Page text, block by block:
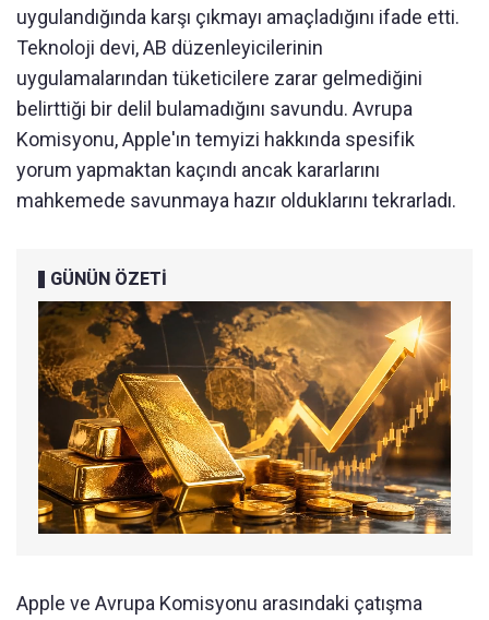
uygulandığında karşı çıkmayı amaçladığını ifade etti.
Teknoloji devi, AB düzenleyicilerinin
uygulamalarından tüketicilere zarar gelmediğini
belirttiği bir delil bulamadığını savundu. Avrupa
Komisyonu, Apple'ın temyizi hakkında spesifik
yorum yapmaktan kaçındı ancak kararlarını
mahkemede savunmaya hazır olduklarını tekrarladı.
GÜNÜN ÖZETİ
Apple ve Avrupa Komisyonu arasındaki çatışma